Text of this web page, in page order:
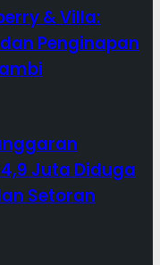
& Villa:
Penginapan
Juta Diduga
Setoran